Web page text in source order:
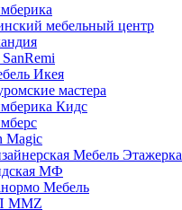
мебельный центр
Икея
мастера
Кидс
Magic
Мебель Этажерка
МФ
Мебель
ММZ